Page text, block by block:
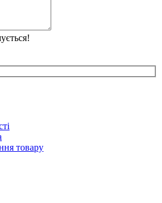
товару